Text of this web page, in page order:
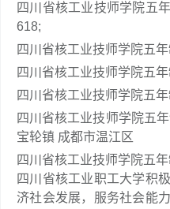
四川省核工业技师学院五
618;
四川省核工业技师学院五
四川省核工业技师学院五
四川省核工业技师学院五
四川省核工业技师学院五
宝轮镇 成都市温江区
四川省核工业技师学院五
四川省核工业职工大学积
济社会发展，服务社会能